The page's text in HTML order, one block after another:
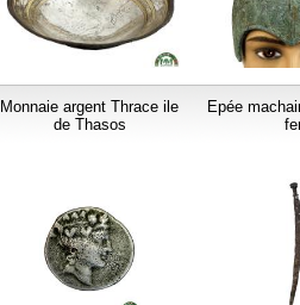
Monnaie argent Thrace ile
de Thasos
Epée